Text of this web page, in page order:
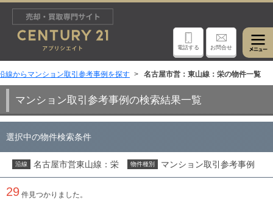
電話する お問合せ
線からマンション取引参考事例を探す 名古屋市営：東山線：栄の物件一覧
マンション取引参考事例の検索結果一覧
選択中の物件検索条件
沿線 名古屋市営東山線：栄 物件種別 マンション取引参考事例
29 件見つかりました。